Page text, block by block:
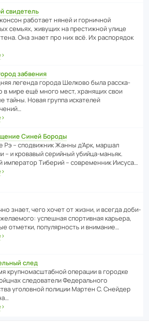
свидетель
рабо­тает няней и горни­чной
семьях, живущих на прес­ти­жной улице
Она знает про них всё. Их распо­рядок
›
забвения
легенда города Шелково была расска­
в мире ещё много мест, хранящих свои
тайны. Новая группа иска­телей
›
Синей Бороды
Рэ – спод­ви­жник Жанны д’Арк, маршал
– и кровавый серийный убийца-маньяк.
импе­ратор Тиберий – совре­менник Иисуса…
›
знает, чего хочет от жизни, и всегда доби­
успе­шная спор­ти­вная карьера,
отметки, попу­ля­р­ность и внимание…
›
след
круп­но­мас­ш­та­бной операции в городке
следо­ва­тели Феде­раль­ного
уголо­вной полиции Мартен С. Снейдер
›